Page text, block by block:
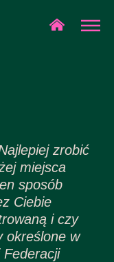
zrobić
miejsca
sposób
Ciebie
i czy
określone w